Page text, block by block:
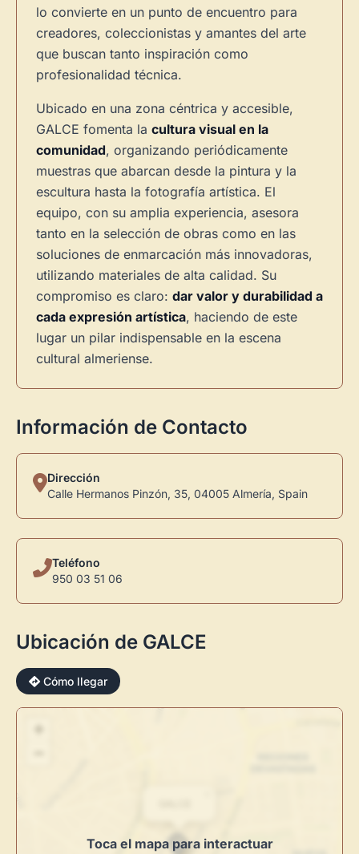
lo convierte en un punto de encuentro para
creadores, coleccionistas y amantes del arte
que buscan tanto inspiración como
profesionalidad técnica.
Ubicado en una zona céntrica y accesible,
GALCE fomenta la cultura visual en la
comunidad, organizando periódicamente
muestras que abarcan desde la pintura y la
escultura hasta la fotografía artística. El
equipo, con su amplia experiencia, asesora
tanto en la selección de obras como en las
soluciones de enmarcación más innovadoras,
utilizando materiales de alta calidad. Su
compromiso es claro: dar valor y durabilidad a
cada expresión artística, haciendo de este
lugar un pilar indispensable en la escena
cultural almeriense.
Información de Contacto
Dirección
Calle Hermanos Pinzón, 35, 04005 Almería, Spain
Teléfono
950 03 51 06
Ubicación de GALCE
Cómo llegar
+
Toca el mapa para interactuar